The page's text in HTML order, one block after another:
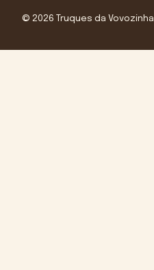
© 2026 Truques da Vovozinha